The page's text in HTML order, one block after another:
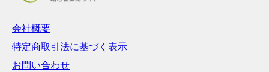
会社概要
特定商取引法に基づく表示
お問い合わせ